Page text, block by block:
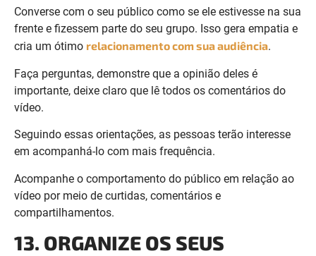
Faça perguntas, demonstre que a opinião deles é
importante, deixe claro que lê todos os comentários do
vídeo.
Seguindo essas orientações, as pessoas terão interesse
em acompanhá-lo com mais frequência.
Acompanhe o comportamento do público em relação ao
vídeo por meio de curtidas, comentários e
compartilhamentos.
13. ORGANIZE OS SEUS
EQUIPAMENTOS
necessidade. Antes de gravar, vai procurar onde está cada